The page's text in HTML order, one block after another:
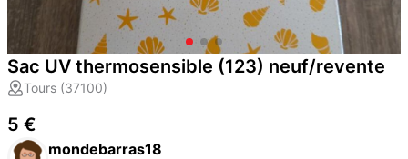
Sac UV thermosensible (123) neuf/revente
Tours (37100)
5 €
mondebarras18